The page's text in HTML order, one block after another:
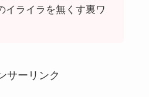
イライラを無くす裏ワ
サーリンク